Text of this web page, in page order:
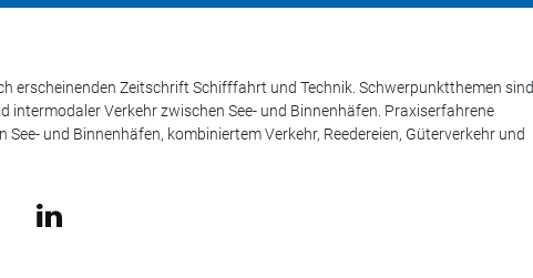
Zeitschrift Schifffahrt und Technik. Schwerpunktthemen sind
Verkehr zwischen See- und Binnenhäfen. Praxiserfahrene
und Binnenhäfen, kombiniertem Verkehr, Reedereien, Güterverkehr und